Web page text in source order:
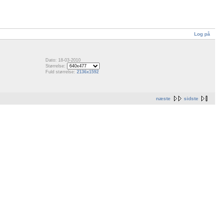
Log på
Dato: 18-03-2010
Størrelse:
Fuld størrelse: 2136x1592
næste sidste